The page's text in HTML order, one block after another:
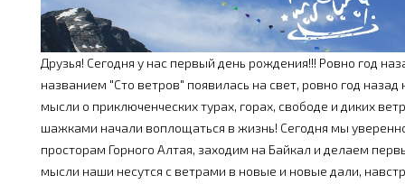
Друзья! Сегодня у нас первый день рождения!!! Ровно год
названием "Сто ветров" появилась на свет, ровно год
мысли о приключенческих турах, горах, свободе и диких
шажками начали воплощаться в жизнь! Сегодня мы
просторам Горного Алтая, заходим на Байкал и делаем
мысли наши несутся с ветрами в новые и новые дали,